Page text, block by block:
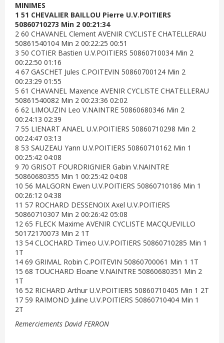
MINIMES
1 51 CHEVALIER BAILLOU Pierre U.V.POITIERS
50860710273 Min 2 00:21:34
2 60 CHAVANEL Clement AVENIR CYCLISTE CHATELLERAU
50861540104 Min 2 00:22:25 00:51
3 50 COTIER Bastien U.V.POITIERS 50860710034 Min 2
00:22:50 01:16
4 67 GASCHET Jules C.POITEVIN 50860700124 Min 2
00:23:29 01:55
5 61 CHAVANEL Maxence AVENIR CYCLISTE CHATELLERAU
50861540082 Min 2 00:23:36 02:02
6 62 LIMOUZIN Leo V.NAINTRE 50860680346 Min 2
00:24:13 02:39
7 55 LIENART ANAEL U.V.POITIERS 50860710298 Min 2
00:24:47 03:13
8 53 SAUZEAU Yann U.V.POITIERS 50860710162 Min 1
00:25:42 04:08
9 70 GRISOT FOURDRIGNIER Gabin V.NAINTRE
50860680355 Min 1 00:25:42 04:08
10 56 MALGORN Ewen U.V.POITIERS 50860710186 Min 1
00:26:12 04:38
11 57 ROCHARD DESSENOIX Axel U.V.POITIERS
50860710307 Min 2 00:26:42 05:08
12 65 FLECK Maxime AVENIR CYCLISTE MACQUEVILLO
50172170073 Min 2 1T
13 54 CLOCHARD Timeo U.V.POITIERS 50860710285 Min 1
1T
14 69 GRIMAL Robin C.POITEVIN 50860700061 Min 1 1T
15 68 TOUCHARD Eloane V.NAINTRE 50860680351 Min 2
1T
16 52 RICHARD Arthur U.V.POITIERS 50860710405 Min 1 2T
17 59 RAIMOND Juline U.V.POITIERS 50860710404 Min 1
2T
Remerciements David FERRON